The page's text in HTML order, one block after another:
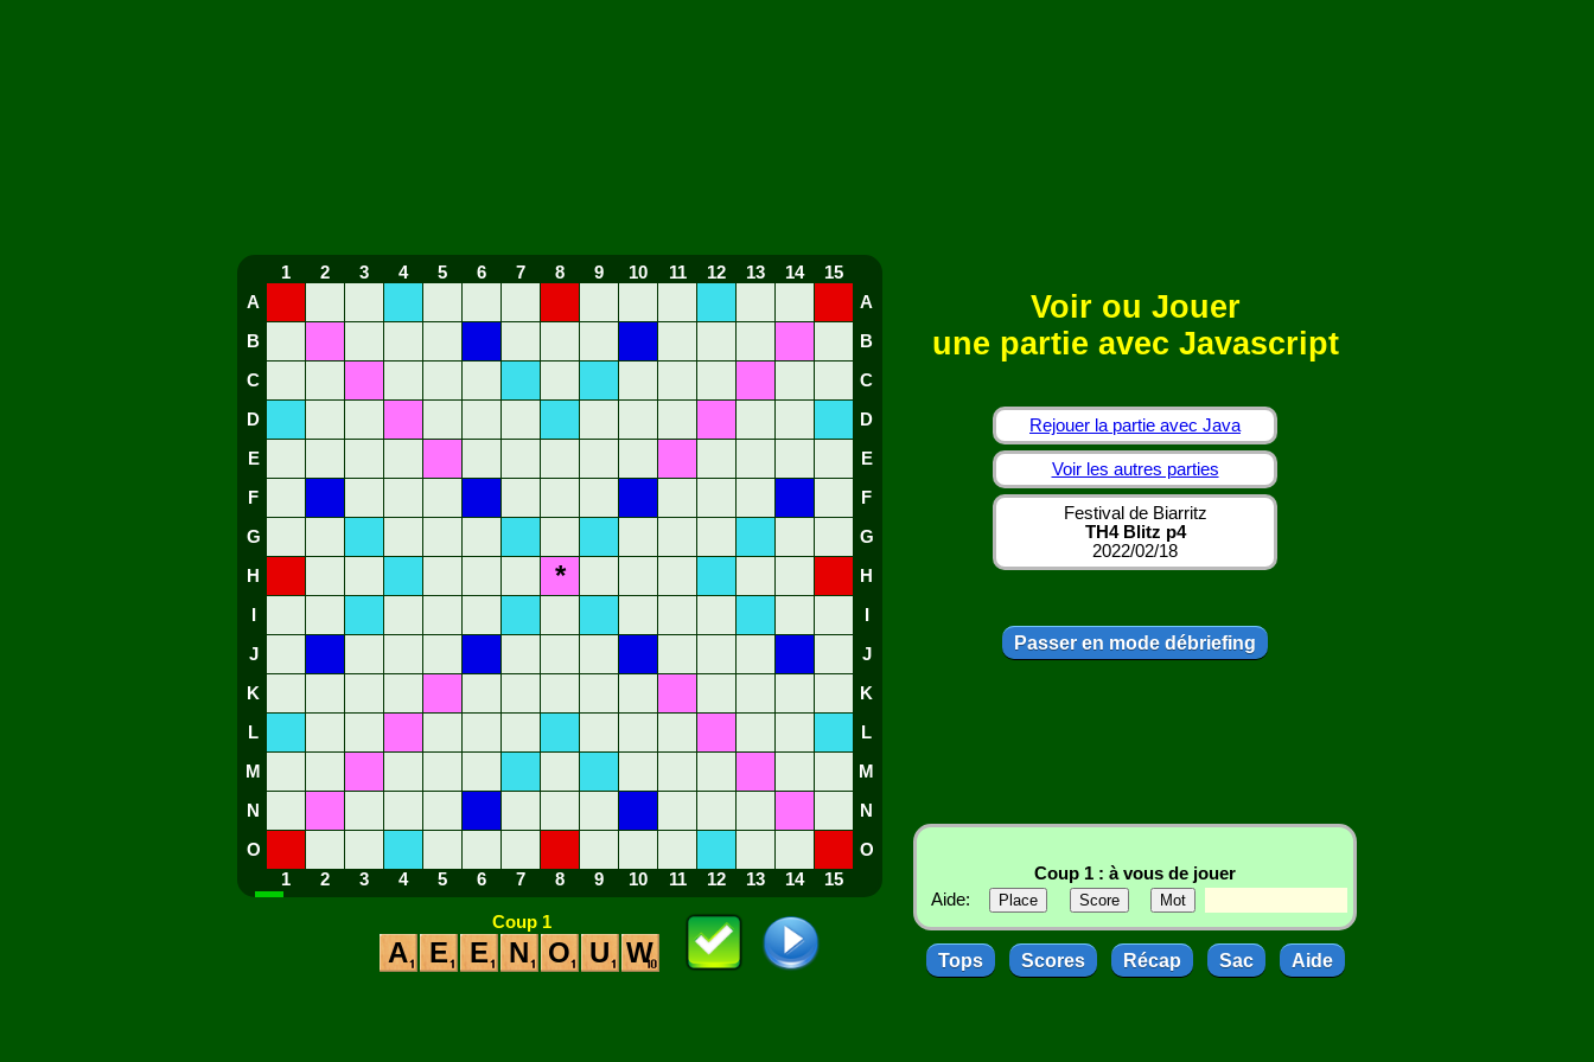
1 2 3 4 5 6 7 8 9 10 11 12 13 14
15
A
A
B B
C C
D D
E E
F F
G G
H * H
J J
K K
L L
M M
N N
O
O
1
2 3 4 5 6 7 8 9 10 11 12 13 14 15
Coup 1
A E E N O U W
Voir ou Jouer
une partie avec Javascript
Rejouer la partie avec Java
Voir les autres parties
Festival de Biarritz
TH4 Blitz p4
2022/02/18
Passer en mode débriefing
Coup 1 : à vous de jouer
Aide:
Tops Scores Récap Sac Aide